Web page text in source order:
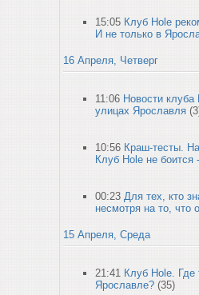
15:05 Клуб Hole
И не только в
16 Апреля, Четверг
11:06 Новости клуба
улицах Ярославля
10:56 Краш-тесты.
Клуб Hole не
00:23 Для тех, кто
несмотря на то, что
15 Апреля, Среда
21:41 Клуб Hole. Где
Ярославле? (35)